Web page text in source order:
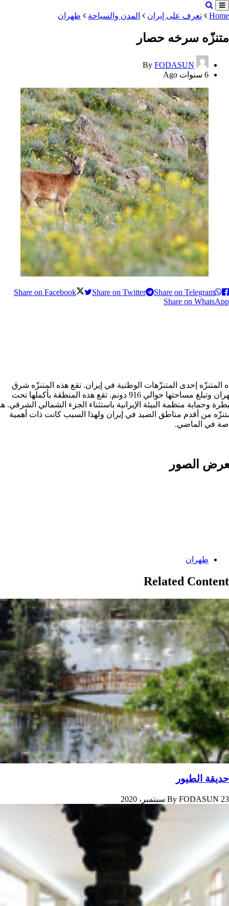
Home تعرف على إيران المدن والسياحة طهران
متنزّه سرخه حصار
By FODASUN
6 سنوات Ago
Share on Facebook Share on Twitter
Share on Telegram
Share on WhatsApp
المتنزّه إحدی المتنزّهات الوطنية في إيران. تقع هذه المتنزّه شرق
طهران وتبلغ مساحتها حوالي 916 دونم. تقع هذه المنطقة بأكملها تحت
وحماية منظمة البيئة الإیرانیة باستثناء الجزء الشمالي الشرقي.
من أقدم مناطق الصيد في إيران ولهذا السبب كانت ذات أهمية
في الماضي.
الصور
Categories:
طهران
Related Content
حدیقة الطیور
By FODASUN 23 سبتمبر، 2020